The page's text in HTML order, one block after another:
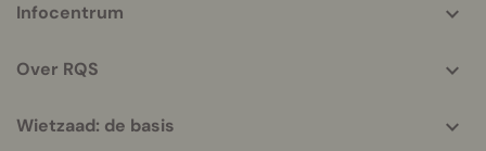
helpful
Infocentrum
Over RQS
Wietzaad: de basis